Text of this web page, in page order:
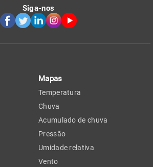
Siga-nos
Mapas
Temperatura
Chuva
Acumulado de chuva
Pressão
Umidade relativa
Vento